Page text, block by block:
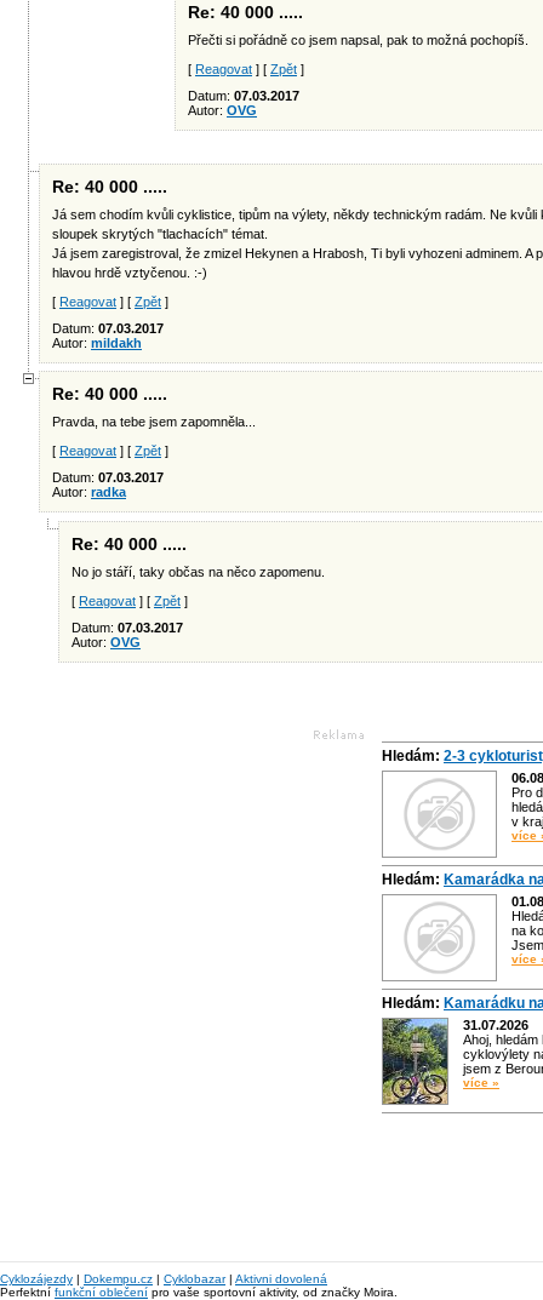
Re: 40 000 .....
Přečti si pořádně co jsem napsal, pak to možná pochopíš.
[ Reagovat ] [ Zpět ]
Datum: 07.03.2017
Autor: OVG
Re: 40 000 .....
Já sem chodím kvůli cyklistice, tipům na výlety, někdy technickým radám. Ne kvůli
sloupek skrytých "tlachacích" témat.
Já jsem zaregistroval, že zmizel Hekynen a Hrabosh, Ti byli vyhozeni adminem. A
hlavou hrdě vztyčenou. :-)
[ Reagovat ] [ Zpět ]
Datum: 07.03.2017
Autor: mildakh
Re: 40 000 .....
Pravda, na tebe jsem zapomněla...
[ Reagovat ] [ Zpět ]
Datum: 07.03.2017
Autor: radka
Re: 40 000 .....
No jo stáří, taky občas na něco zapomenu.
[ Reagovat ] [ Zpět ]
Datum: 07.03.2017
Autor: OVG
Hledám: 2-3
Pro
v
více
Hledám: Kamarádka
na
více
Hledám: Kamarádku
31.07.2026
Ahoj,
cyklovýlety
jsem z
více »
Cyklozájezdy | Dokempu.cz | Cyklobazar| Aktivni dovolená
Perfektní funkční oblečení pro vaše sportovní aktivity, od značky Moira.